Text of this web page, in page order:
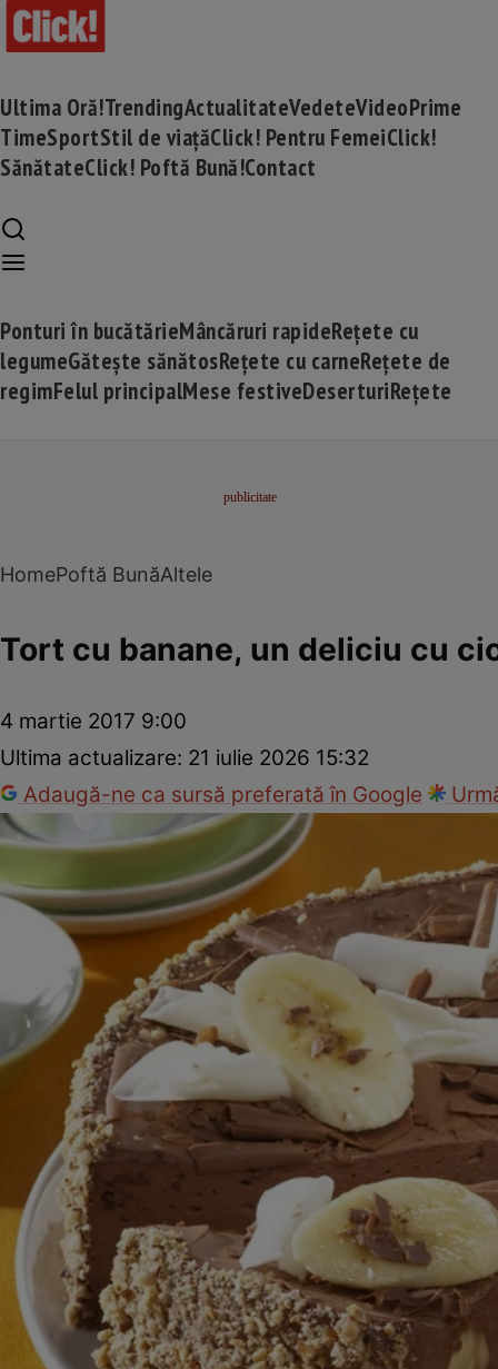
Ultima Oră!TrendingActualitateVedeteVideoPrime
TimeSportStil de viațăClick! Pentru FemeiClick!
SănătateClick! Poftă Bună!Contact
Ponturi în bucătărieMâncăruri rapideRețete cu
legumeGătește sănătosRețete cu carneRețete de
regimFelul principalMese festiveDeserturiRețete
HomePoftă BunăAltele
Tort cu banane, un deliciu cu
4 martie 2017 9:00
Ultima actualizare: 21 iulie 2026 15:32
Adaugă-ne ca sursă preferată în Google